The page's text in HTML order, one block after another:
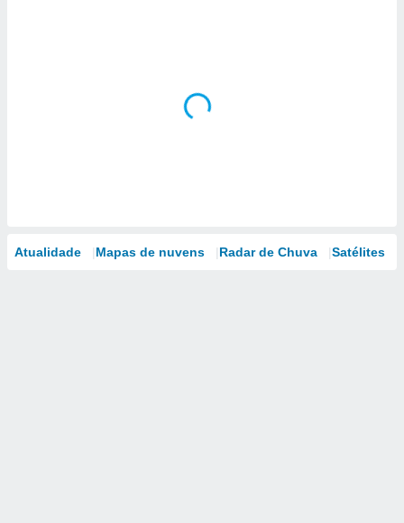
Atualidade Mapas de nuvens Radar de Chuva Satélites